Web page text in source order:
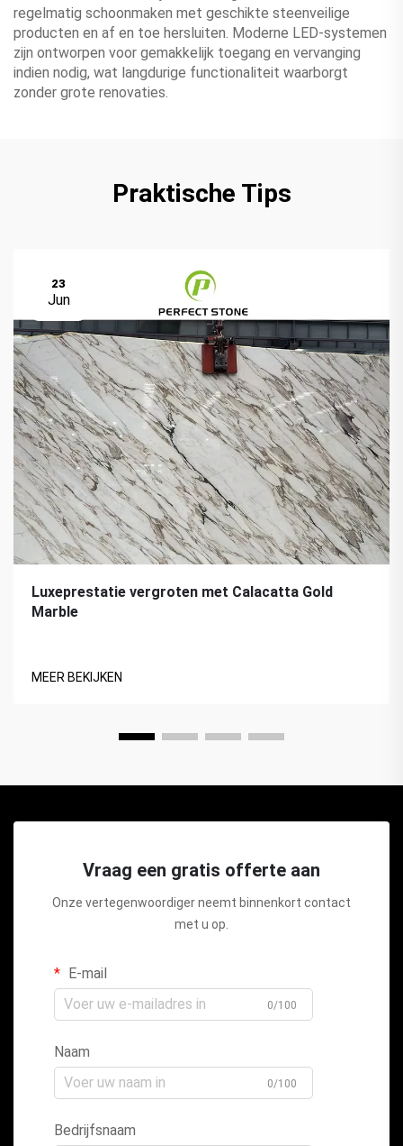
regelmatig schoonmaken met geschikte steenveilige
producten en af en toe hersluiten. Moderne LED-systemen
zijn ontworpen voor gemakkelijk toegang en vervanging
indien nodig, wat langdurige functionaliteit waarborgt
zonder grote renovaties.
Praktische Tips
23
Jun
Luxeprestatie vergroten met Calacatta Gold
Marble
MEER BEKIJKEN
Vraag een gratis offerte aan
Onze vertegenwoordiger neemt binnenkort contact
met u op.
E-mail
0/100
Naam
0/100
Bedrijfsnaam